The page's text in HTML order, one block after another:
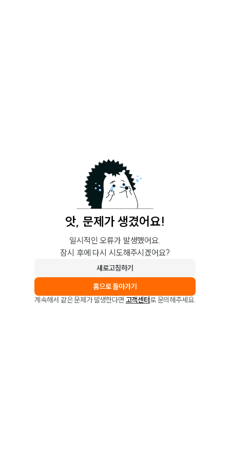
앗, 문제가 생겼어요!
일시적인 오류가 발생했어요.
잠시 후에 다시 시도해주시겠어요?
새로고침하기
홈으로 돌아가기
계속해서 같은 문제가 발생한다면 고객센터로 문의해주세요.